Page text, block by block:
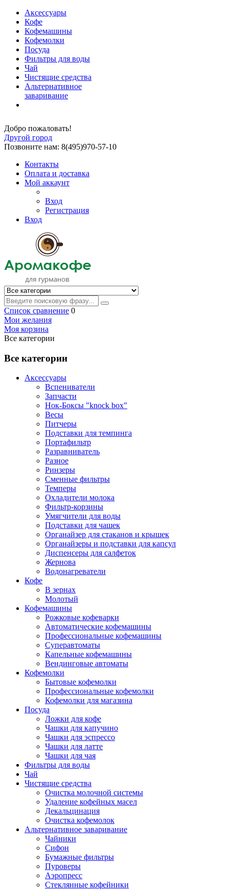
Аксессуары
Кофе
Кофемашины
Кофемолки
Посуда
Фильтры для воды
Чай
Чистящие средства
Альтернативное
заваривание
Добро пожаловать!
Другой город
Позвоните нам: 8(495)970-57-10
Контакты
Оплата и доставка
Мой аккаунт
Вход
Регистрация
Вход
Список сравнение 0
Мои желания
Моя корзина
Все категории
Все категории
Аксессуары
Вспениватели
Запчасти
Нок-Боксы "knock box"
Весы
Питчеры
Подставки для темпинга
Портафильтр
Разравниватель
Разное
Ринзеры
Сменные фильтры
Темперы
Охладители молока
Фильтр-корзины
Умягчители для воды
Подставки для чашек
Органайзер для стаканов и крышек
Органайзеры и подставки для капсул
Диспенсеры для салфеток
Жернова
Водонагреватели
Кофе
В зернах
Молотый
Кофемашины
Рожковые кофеварки
Автоматические кофемашины
Профессиональные кофемашины
Суперавтоматы
Капельные кофемашины
Вендинговые автоматы
Кофемолки
Бытовые кофемолки
Профессиональные кофемолки
Кофемолки для магазина
Посуда
Ложки для кофе
Чашки для капучино
Чашки для эспрессо
Чашки для латте
Чашки для чая
Фильтры для воды
Чай
Чистящие средства
Очистка молочной системы
Удаление кофейных масел
Декальцинация
Очистка кофемолок
Альтернативное заваривание
Чайники
Сифон
Бумажные фильтры
Пуроверы
Аэропресс
Стеклянные кофейники